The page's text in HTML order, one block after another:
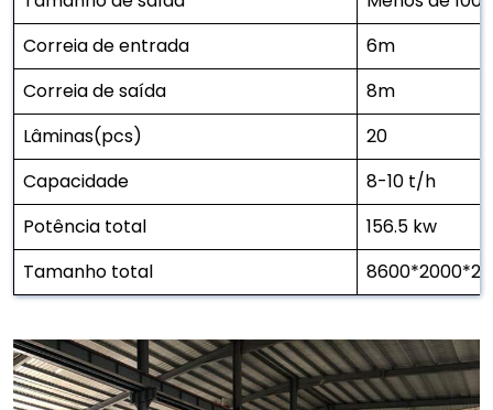
Correia de entrada
6m
Correia de saída
8m
Lâminas(pcs)
20
Capacidade
8-10 t/h
Potência total
156.5 kw
Tamanho total